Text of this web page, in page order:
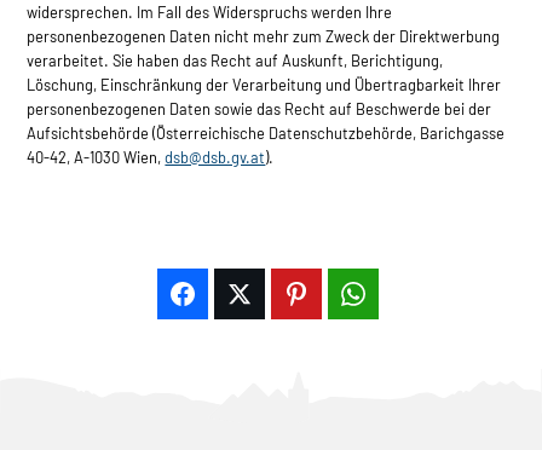
widersprechen. Im Fall des Widerspruchs werden Ihre
personenbezogenen Daten nicht mehr zum Zweck der Direktwerbung
verarbeitet. Sie haben das Recht auf Auskunft, Berichtigung,
Löschung, Einschränkung der Verarbeitung und Übertragbarkeit Ihrer
personenbezogenen Daten sowie das Recht auf Beschwerde bei der
Aufsichtsbehörde (Österreichische Datenschutzbehörde, Barichgasse
40-42, A-1030 Wien,dsb@dsb.gv.at).